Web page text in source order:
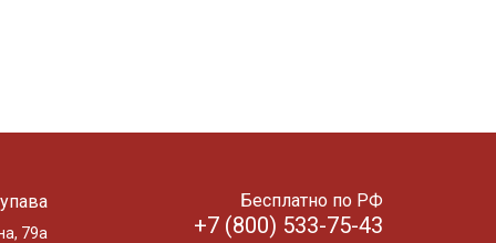
79а
Бесплатно по РФ
+7 (800) 533-75-43